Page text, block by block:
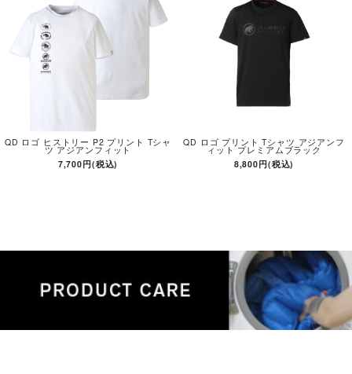
QD ロゴ ヒストリー P2 プリント Tシャ
ツ アジアンフィット
7,700円(税込)
QD ロゴ プリント Tシャツ アジアンフ
ィット プレミアムブラック
8,800円(税込)